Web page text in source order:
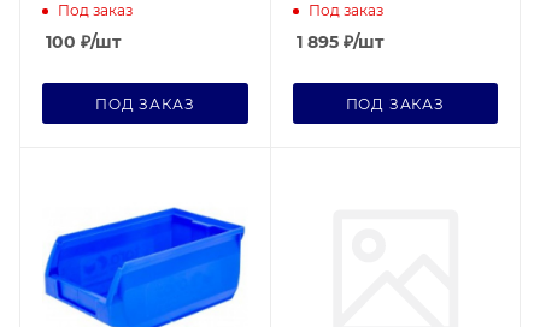
Под заказ
100 ₽/шт
ПОД ЗАКАЗ
Под заказ
1 895₽/шт
ПОД ЗАКАЗ